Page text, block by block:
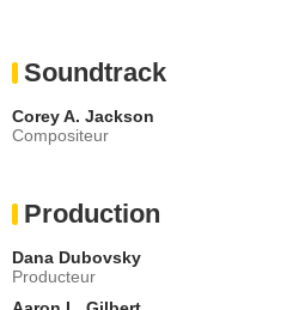
Soundtrack
Corey A. Jackson
Compositeur
Production
Dana Dubovsky
Producteur